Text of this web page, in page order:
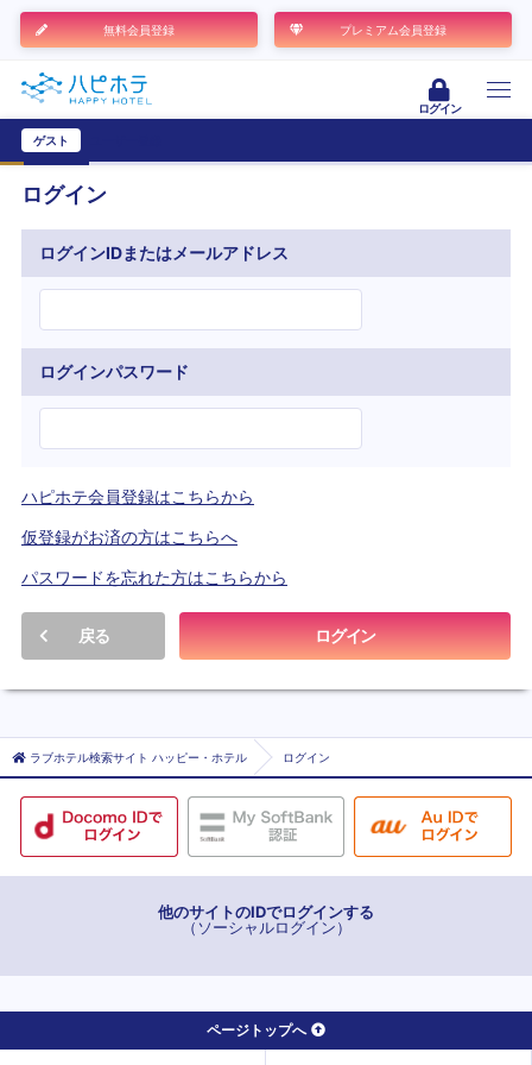
無料会員登録 プレミアム会員登録
ログイン
ゲスト
ログイン
ログインIDまたはメールアドレス
ログインパスワード
ハピホテ会員登録はこちらから
仮登録がお済の方はこちらへ
パスワードを忘れた方はこちらから
戻る ログイン
ラブホテル検索サイト ハッピー・ホテル ログイン
他のサイトのIDでログインする
（ソーシャルログイン）
ページトップへ